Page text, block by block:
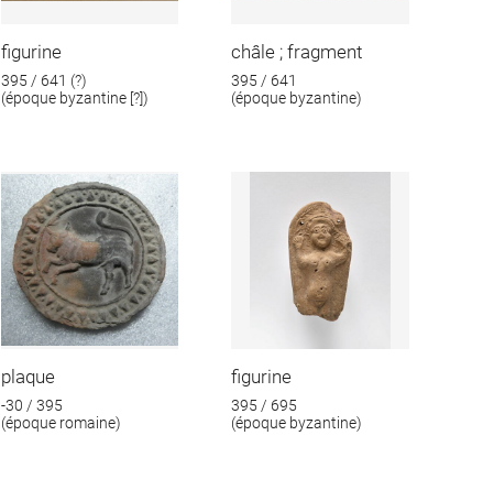
figurine
395 / 641 (?)
(époque byzantine [?])
châle ; fragment
395 / 641
(époque byzantine)
plaque
-30 / 395
(époque romaine)
figurine
395 / 695
(époque byzantine)